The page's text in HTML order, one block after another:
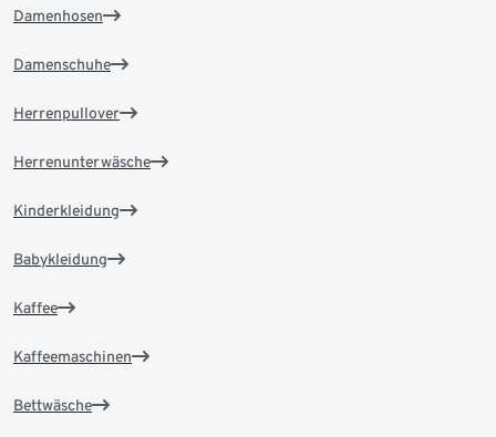
Damenhosen
Damenschuhe
Herrenpullover
Herrenunterwäsche
Kinderkleidung
Babykleidung
Kaffee
Kaffeemaschinen
Bettwäsche